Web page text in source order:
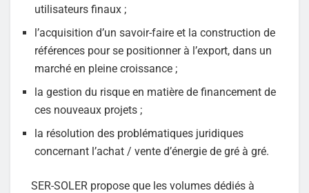
utilisateurs finaux ;
l’acquisition d’un savoir-faire et la construction de
références pour se positionner à l’export, dans un
marché en pleine croissance ;
la gestion du risque en matière de financement de
ces nouveaux projets ;
la résolution des problématiques juridiques
concernant l’achat / vente d’énergie de gré à gré.
SER-SOLER propose que les volumes dédiés à